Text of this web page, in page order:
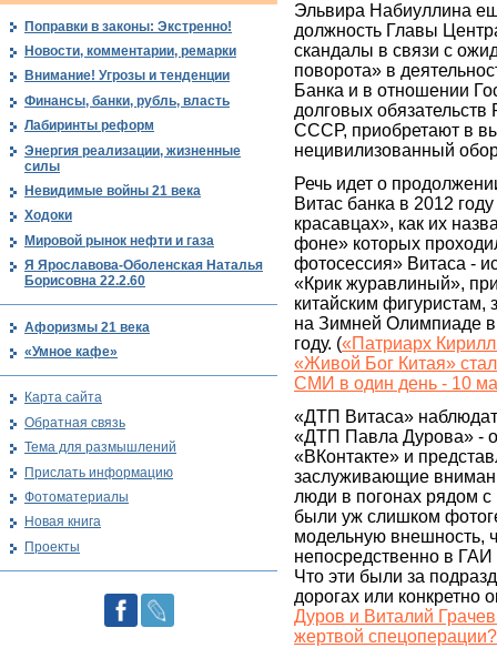
Эльвира Набиуллина
должность Главы
скандалы в связи с
поворота» в
Банка и в отношении
долговых обязательств
СССР, приобретают в
нецивилизованный
Речь идет о
Витас банка в 2012
красавцах», как их
фоне» которых
фотосессия» Витаса -
«Крик журавлиный»,
китайским
на Зимней Олимпиаде
году. («Патриарх
«Живой Бог Китая»
СМИ в один день - 10
«ДТП Витаса»
«ДТП Павла Дурова» -
«ВКонтакте» и
заслуживающие
люди в погонах рядом
были уж слишком
модельную внешность,
непосредственно в
Что эти были за
дорогах или конкретно
Дуров и Виталий
жертвой
Поправки в законы: Экстренно!
Новости, комментарии, ремарки
Внимание! Угрозы и тенденции
Финансы, банки, рубль, власть
Лабиринты реформ
Энергия реализации, жизненные
силы
Невидимые войны 21 века
Ходоки
Мировой рынок нефти и газа
Я Ярославова-Оболенская Наталья
Борисовна 22.2.60
Афоризмы 21 века
«Умное кафе»
Карта сайта
Обратная связь
Тема для размышлений
Прислать информацию
Фотоматериалы
Новая книга
Проекты